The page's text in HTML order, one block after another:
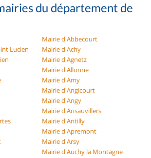
du département de
Mairie d'Abbecourt
Lucien
Mairie d'Achy
Mairie d'Agnetz
Mairie d'Allonne
Mairie d'Amy
Mairie d'Angicourt
Mairie d'Angy
Mairie d'Ansauvillers
Mairie d'Antilly
Mairie d'Apremont
Mairie d'Arsy
Mairie d'Auchy la Montagne